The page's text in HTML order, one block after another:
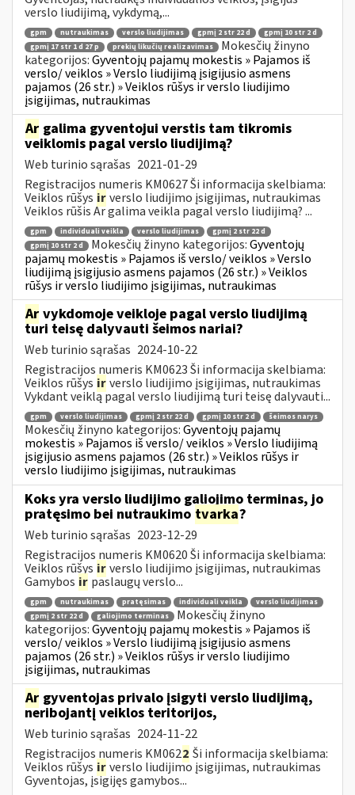
verslo liudijimą, vykdymą,...
gpm nutraukimas verslo liudijimas gpmį 2 str 22 d
gpmį 10 str 2 d
gpmį 17 str 1 d 27 p
prekių likučių realizavimas
Mokesčių žinyno
kategorijos:Gyventojų pajamų mokestis » Pajamos iš
verslo/ veiklos » Verslo liudijimą įsigijusio asmens
pajamos (26 str.) » Veiklos rūšys ir verslo liudijimo
įsigijimas, nutraukimas
Ar galima gyventojui verstis tam tikromis
veiklomis pagal verslo liudijimą?
Web turinio sąrašas 2021-01-29
Registracijos numeris KM0627 Ši informacija skelbiama:
Veiklos rūšys irverslo liudijimo įsigijimas, nutraukimas
Veiklos rūšis Ar galima veikla pagal verslo liudijimą? ...
gpm individuali veikla verslo liudijimas
gpmį 2 str 22 d
gpmį 10 str 2 d
Mokesčių žinyno kategorijos:Gyventojų
pajamų mokestis » Pajamos iš verslo/ veiklos » Verslo
liudijimą įsigijusio asmens pajamos (26 str.) » Veiklos
rūšys ir verslo liudijimo įsigijimas, nutraukimas
Ar vykdomoje veikloje pagal verslo liudijimą
turi teisę dalyvauti šeimos nariai?
Web turinio sąrašas 2024-10-22
Registracijos numeris KM0623 Ši informacija skelbiama:
Veiklos rūšys irverslo liudijimo įsigijimas, nutraukimas
Vykdant veiklą pagal verslo liudijimą turi teisę dalyvauti...
gpm verslo liudijimas gpmį 2 str 22 d gpmį 10 str 2 d šeimos narys
Mokesčių žinyno kategorijos:Gyventojų pajamų
mokestis » Pajamos iš verslo/ veiklos » Verslo liudijimą
įsigijusio asmens pajamos (26 str.) » Veiklos rūšys ir
verslo liudijimo įsigijimas, nutraukimas
Koks yra verslo liudijimo galiojimo terminas, jo
pratęsimo bei nutraukimo tvarka?
Web turinio sąrašas 2023-12-29
Registracijos numeris KM0620 Ši informacija skelbiama:
Veiklos rūšys irverslo liudijimo įsigijimas, nutraukimas
Gamybos ir paslaugų verslo...
gpm nutraukimas pratęsimas individuali veikla
verslo liudijimas
gpmį 2 str 22 d
galiojimo terminas
Mokesčių žinyno
kategorijos:Gyventojų pajamų mokestis » Pajamos iš
verslo/ veiklos » Verslo liudijimą įsigijusio asmens
pajamos (26 str.) » Veiklos rūšys ir verslo liudijimo
įsigijimas, nutraukimas
Ar gyventojas privalo įsigyti verslo liudijimą,
neribojantį veiklos teritorijos,
Web turinio sąrašas 2024-11-22
Registracijos numeris KM0622 Ši informacija skelbiama:
Veiklos rūšys irverslo liudijimo įsigijimas, nutraukimas
Gyventojas, įsigijęs gamybos...